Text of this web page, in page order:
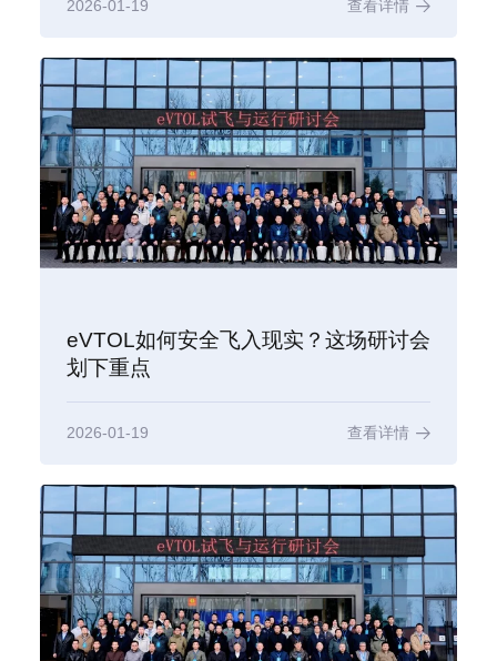
2026-01-19 查看详情
eVTOL如何安全飞入现实？这场研讨会
划下重点
2026-01-19 查看详情